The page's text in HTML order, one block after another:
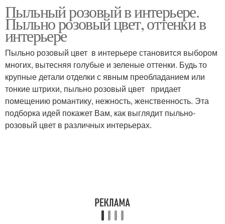
Пыльная роза Сочетание в интерьере
Обои в интерьере
Пыльный розовый в интерьере.
Пыльно розовый цвет, оттенки в
интерьере
Пыльно розовый цвет в интерьере становится выбором
многих, вытесняя голубые и зеленые оттенки. Будь то
крупные детали отделки с явным преобладанием или
тонкие штрихи, пыльно розовый цвет придает
помещению романтику, нежность, женственность. Эта
подборка идей покажет Вам, как выглядит пыльно-
розовый цвет в различных интерьерах.